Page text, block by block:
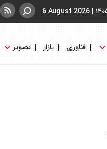
|
6 August 2026
فناوری بازار تصویر